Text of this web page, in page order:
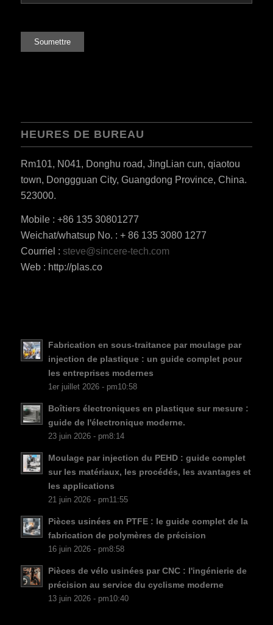
HEURES DE BUREAU
Rm101, N041, Donghu road, JingLian cun, qiaotou
town, Donggguan City, Guangdong Province, China.
523000.
Mobile : +86 135 30801277
Weichat/whatsup No. : + 86 135 3080 1277
Courriel : steve@sincere-tech.com
Web : http://plas.co
Fabrication en sous-traitance par moulage par
injection de plastique : un guide complet pour
les entreprises modernes
1er juillet 2026 - pm10:58
Boîtiers électroniques en plastique sur mesure :
guide de l'électronique moderne.
23 juin 2026 - pm8:14
Moulage par injection du PEHD : guide complet
sur les matériaux, les procédés, les avantages et
les applications
21 juin 2026 - pm11:55
Pièces usinées en PTFE : le guide complet de la
fabrication de polymères de précision
16 juin 2026 - pm8:58
Pièces de vélo usinées par CNC : l'ingénierie de
précision au service du cyclisme moderne
13 juin 2026 - pm10:40
RU
NL
PL
TR
JA
KO
PT
CS
DA
FI
RO
ES_MX